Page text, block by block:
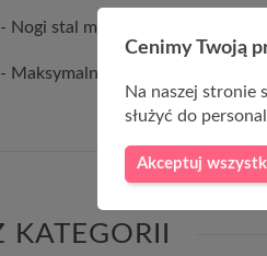
- Nogi stal malowana proszkowo
- Maksymalne obciążenie 100 kg
Cenimy Twoją
Na naszej stronie
służyć do
Akceptuj